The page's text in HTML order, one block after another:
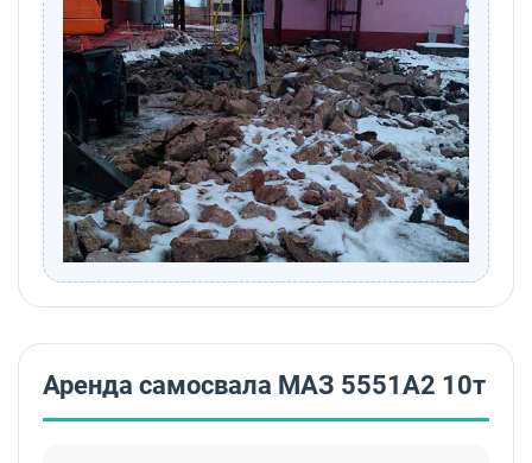
Аренда самосвала МАЗ 5551А2 10т